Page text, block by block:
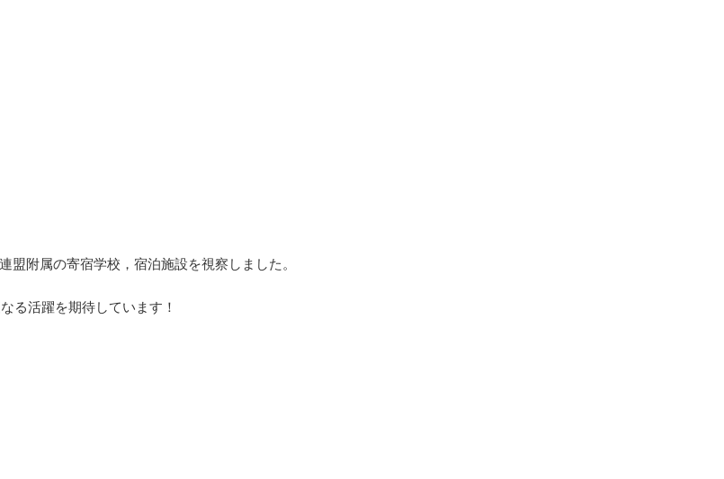
附属の寄宿学校，宿泊施設を視察しました。
る活躍を期待しています！